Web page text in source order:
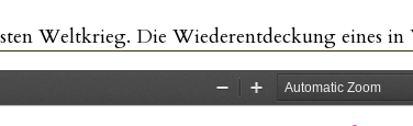
Weltkrieg. Die Wiederentdeckung eines in